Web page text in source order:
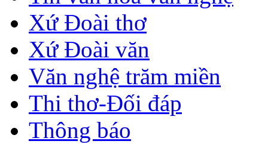
Xứ Đoài thơ
Xứ Đoài văn
Văn nghệ trăm miền
Thi thơ-Đối đáp
Thông báo